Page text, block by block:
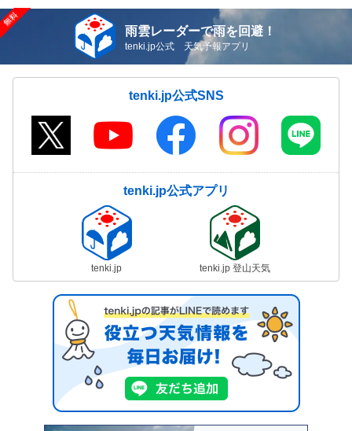
雨雲レーダーで雨を回避！
tenki.jp公式 天気予報アプリ
tenki.jp公式SNS
tenki.jp公式アプリ
tenki.jp tenki.jp 登山天気